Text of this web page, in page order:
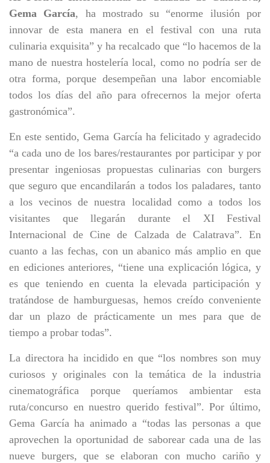
Gema García, ha mostrado su “enorme ilusión por
innovar de esta manera en el festival con una ruta
culinaria exquisita” y ha recalcado que “lo hacemos de la
mano de nuestra hostelería local, como no podría ser de
otra forma, porque desempeñan una labor encomiable
todos los días del año para ofrecernos la mejor oferta
gastronómica”.
En este sentido, Gema García ha felicitado y agradecido
“a cada uno de los bares/restaurantes por participar y por
presentar ingeniosas propuestas culinarias con burgers
que seguro que encandilarán a todos los paladares, tanto
a los vecinos de nuestra localidad como a todos los
visitantes que llegarán durante el XI Festival
Internacional de Cine de Calzada de Calatrava”. En
cuanto a las fechas, con un abanico más amplio en que
en ediciones anteriores, “tiene una explicación lógica, y
es que teniendo en cuenta la elevada participación y
tratándose de hamburguesas, hemos creído conveniente
dar un plazo de prácticamente un mes para que de
tiempo a probar todas”.
La directora ha incidido en que “los nombres son muy
curiosos y originales con la temática de la industria
cinematográfica porque queríamos ambientar esta
ruta/concurso en nuestro querido festival”. Por último,
Gema García ha animado a “todas las personas a que
aprovechen la oportunidad de saborear cada una de las
nueve burgers, que se elaboran con mucho cariño y